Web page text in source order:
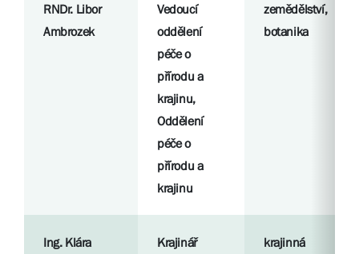
RNDr. Libor
Ambrozek
Vedoucí
oddělení
péče o
přírodu a
krajinu,
Oddělení
péče o
přírodu a
krajinu
zemědělství,
botanika
Ing. Klára
Krajinář
krajinná